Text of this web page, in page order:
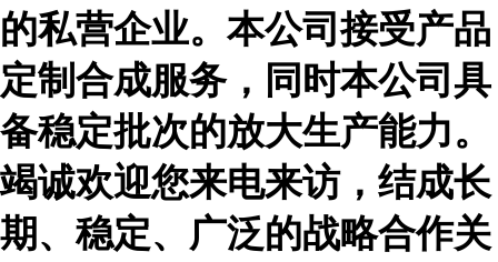
的私营企业。本公司接受产品
定制合成服务，同时本公司具
备稳定批次的放大生产能力。
竭诚欢迎您来电来访，结成长
期、稳定、广泛的战略合作关